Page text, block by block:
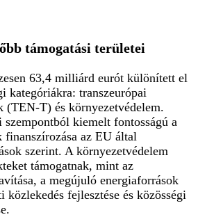
támogatási területei
63,4 milliárd eurót különített el
kategóriákra: transzeurópai
(TEN-T) és környezetvédelem.
szempontból kiemelt fontosságú a
az EU által
szerint. A környezetvédelem
támogatnak, mint az
a megújuló energiaforrások
közlekedés fejlesztése és közösségi